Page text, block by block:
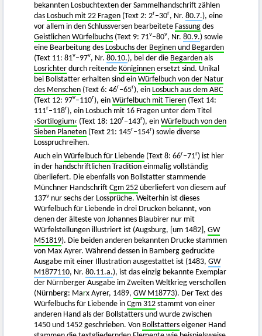
bekannten Losbuchtexten der Sammelhandschrift zählen
das Losbuch mit 22 Fragen (Text 2: 2r–30r, Nr. 80.7.), eine
vor allem in den Schlussversen bearbeitete Fassung des
Geistlichen Würfelbuchs (Text 9: 71v–80v, Nr. 80.9.) sowie
eine Bearbeitung des Losbuchs der Beginen und Begarden
(Text 11: 81v–97v, Nr. 80.10.), bei der die Begarden als
Losrichter durch reitende Königinnen ersetzt sind. Unikal
bei Bollstatter erhalten sind ein Würfelbuch von der Natur
des Menschen (Text 6: 46r–65r), ein Losbuch aus dem ABC
(Text 12: 97v–110r), ein Würfelbuch mit Tieren (Text 14:
111r–118r), ein Losbuch mit 16 Fragen unter dem Titel
›Sortilogium‹ (Text 18: 120r–143r), ein Würfelbuch von den
Sieben Planeten (Text 21: 145r–154r) sowie diverse
Losspruchreihen.
Auch ein Würfelbuch für Liebende (Text 8: 66r–71r) ist hier
in der handschriftlichen Tradition einmalig vollständig
überliefert. Die ebenfalls von Bollstatter stammende
Münchner Handschrift Cgm 252 überliefert von diesem auf
137v nur sechs der Lossprüche. Weiterhin ist dieses
Würfelbuch für Liebende in drei Drucken bekannt, von
denen der älteste von Johannes Blaubirer nur mit
Würfelstellungen illustriert ist (Augsburg, [um 1482], GW
M51819). Die beiden anderen bekannten Drucke stammen
von Max Ayrer. Während dessen in Bamberg gedruckte
Ausgabe mit einer Illustration ausgestattet ist (1483, GW
M1877110, Nr. 80.11.a.), ist das einzig bekannte Exemplar
der Nürnberger Ausgabe im Zweiten Weltkrieg verschollen
(Nürnberg: Marx Ayrer, 1489, GW M18773). Der Text des
Würfelbuchs für Liebende in Cgm 312 stammt von einer
anderen Hand als der Bollstatters und wurde zwischen
1450 und 1452 geschrieben. Von Bollstatters eigener Hand